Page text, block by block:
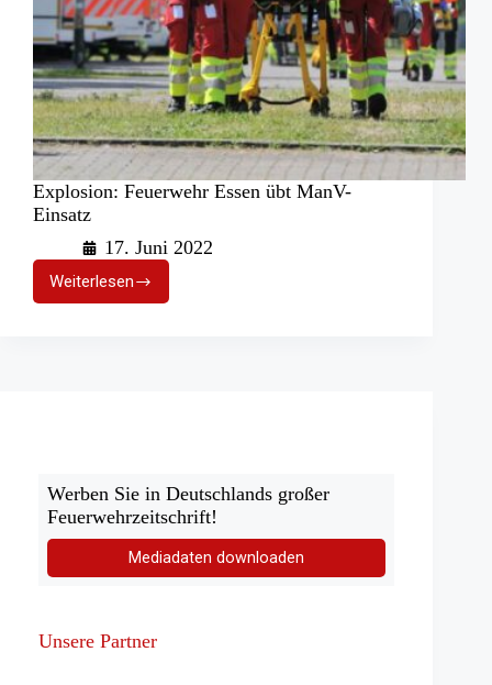
Explosion: Feuerwehr Essen übt ManV-
Einsatz
17. Juni 2022
WeiterlesenExplosion:
Feuerwehr
Werben Sie in Deutschlands großer
Feuerwehrzeitschrift!
Mediadaten downloaden
Unsere Partner